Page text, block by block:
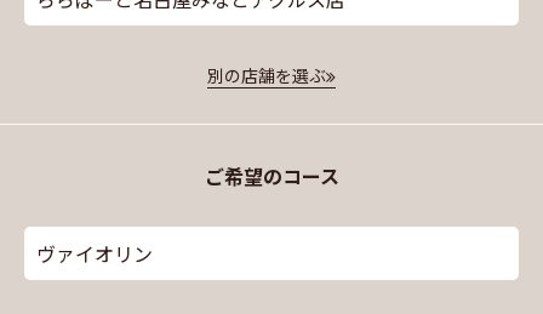
別の店舗を選ぶ
ご希望のコース
ヴァイオリン